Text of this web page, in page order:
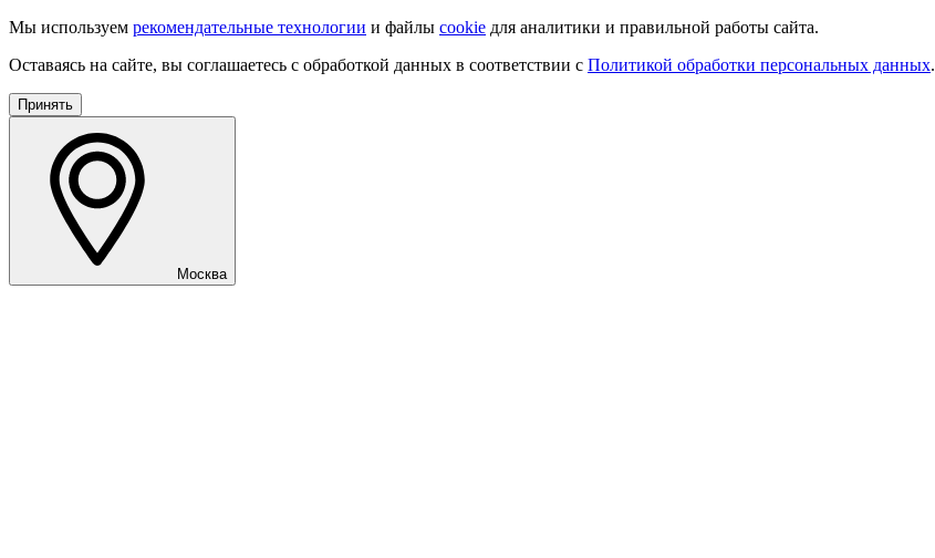
Мы используем рекомендательные технологии и файлы cookie для аналитики и правильной работы сайта.
Оставаясь на сайте, вы соглашаетесь с обработкой данных в соответствии с Политикой обработки персональных данных.
Принять
Москва